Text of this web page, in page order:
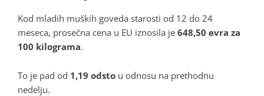
Kod mladih muških goveda starosti od 12 do 24
meseca, prosečna cena u EU iznosila je 648,50 evra za
100 kilograma.
To je pad od 1,19 odsto u odnosu na prethodnu
nedelju.